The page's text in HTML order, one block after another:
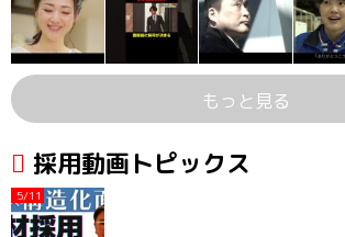
もっと見る
採用動画トピックス
5/11